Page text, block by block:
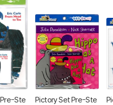
Ste
Pictory Set Pre-Ste